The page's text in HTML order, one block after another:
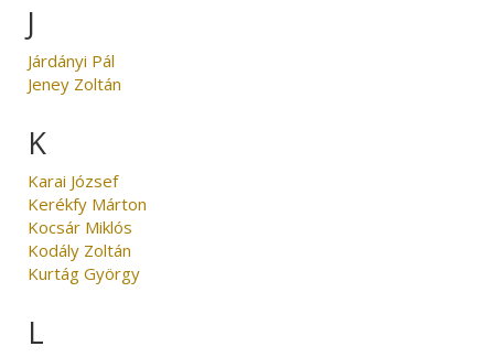
J
Járdányi Pál
Jeney Zoltán
K
Karai József
Kerékfy Márton
Kocsár Miklós
Kodály Zoltán
Kurtág György
L